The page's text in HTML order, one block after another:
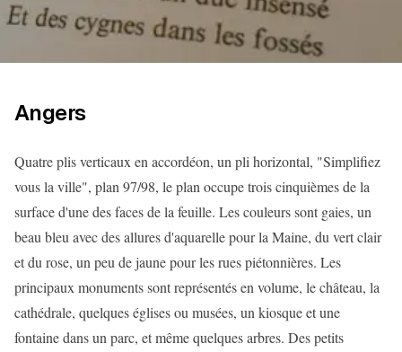
Angers
Quatre plis verticaux en accordéon, un pli horizontal, "Simplifiez
vous la ville", plan 97/98, le plan occupe trois cinquièmes de la
surface d'une des faces de la feuille. Les couleurs sont gaies, un
beau bleu avec des allures d'aquarelle pour la Maine, du vert clair
et du rose, un peu de jaune pour les rues piétonnières. Les
principaux monuments sont représentés en volume, le château, la
cathédrale, quelques églises ou musées, un kiosque et une
fontaine dans un parc, et même quelques arbres. Des petits